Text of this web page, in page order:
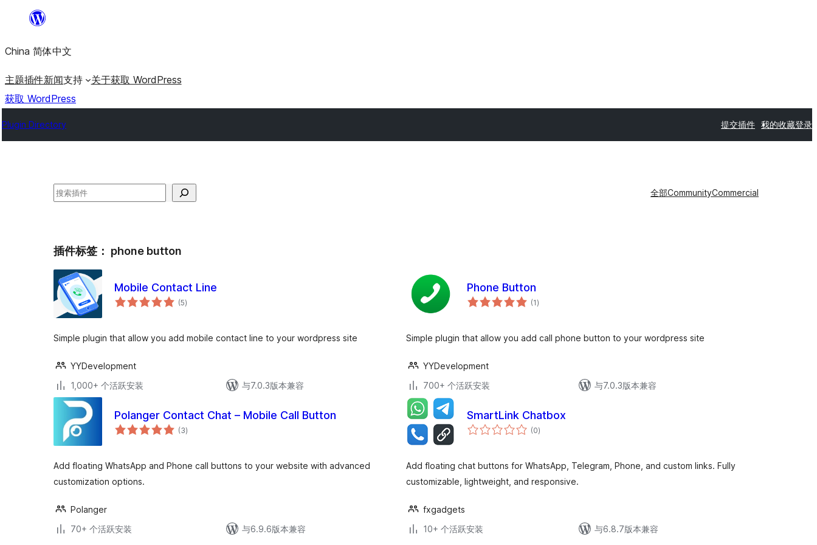
内
容
China 简体中文
主题插件新闻支持 关于获取 WordPress
获取 WordPress
Plugin Directory 提交插件 我的收藏登录
搜
全部CommunityCommercial
插件标签： phone button
Mobile Contact Line
(5总
评)
Simple plugin that allow you add mobile contact line to your wordpress site
YYDevelopment
1,000+ 个活跃安装
与7.0.3版本兼容
Phone Button
(1总
评)
Simple plugin that allow you add call phone button to your wordpress site
YYDevelopment
700+ 个活跃安装
与7.0.3版本兼容
Polanger Contact Chat – Mobile Call Button
(3总
评)
Add floating WhatsApp and Phone call buttons to your website with advanced
customization options.
Polanger
70+ 个活跃安装
与6.9.6版本兼容
SmartLink Chatbox
(0总
评)
Add floating chat buttons for WhatsApp, Telegram, Phone, and custom links. Fully
customizable, lightweight, and responsive.
fxgadgets
10+ 个活跃安装
与6.8.7版本兼容